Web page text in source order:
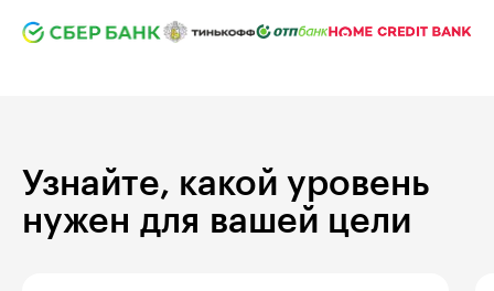
Узнайте, какой уровень
нужен для вашей цели